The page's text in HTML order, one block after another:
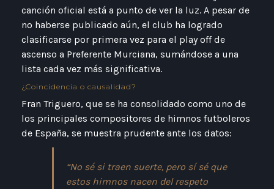
canción oficial está a punto de ver la luz. A pesar de
no haberse publicado aún, el club ha logrado
clasificarse por primera vez para el play off de
ascenso a Preferente Murciana, sumándose a una
lista cada vez más significativa.
¿Coincidencia o causalidad?
Fran Triguero, que se ha consolidado como uno de
los principales compositores de himnos futboleros
de España, se muestra prudente ante los datos:
“No sé si traen suerte, pero sí sé que
estos himnos nacen del respeto